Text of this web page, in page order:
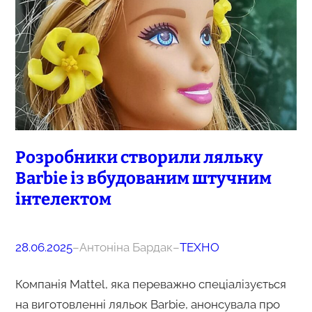
Розробники створили ляльку
Barbie із вбудованим штучним
інтелектом
28.06.2025–Антоніна Бардак–ТЕХНО
Компанія Mattel, яка переважно спеціалізується
на виготовленні ляльок Barbie, анонсувала про